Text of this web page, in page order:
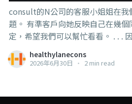
consult的N公司的客服小姐姐在我
題。 有準客戶向她反映自己在幾個同類型的產品中舉棋不
定，希望我們可以幫忙看看。 . . . 因為驗血報告中看到肝指
數有一些超標，所以醫生開了一些
問A品牌（不是某直銷蛤，只是隨便
姐，看她有什麼意見，A品牌的產
healthylanecons
2026年6月30日 • 2 min read